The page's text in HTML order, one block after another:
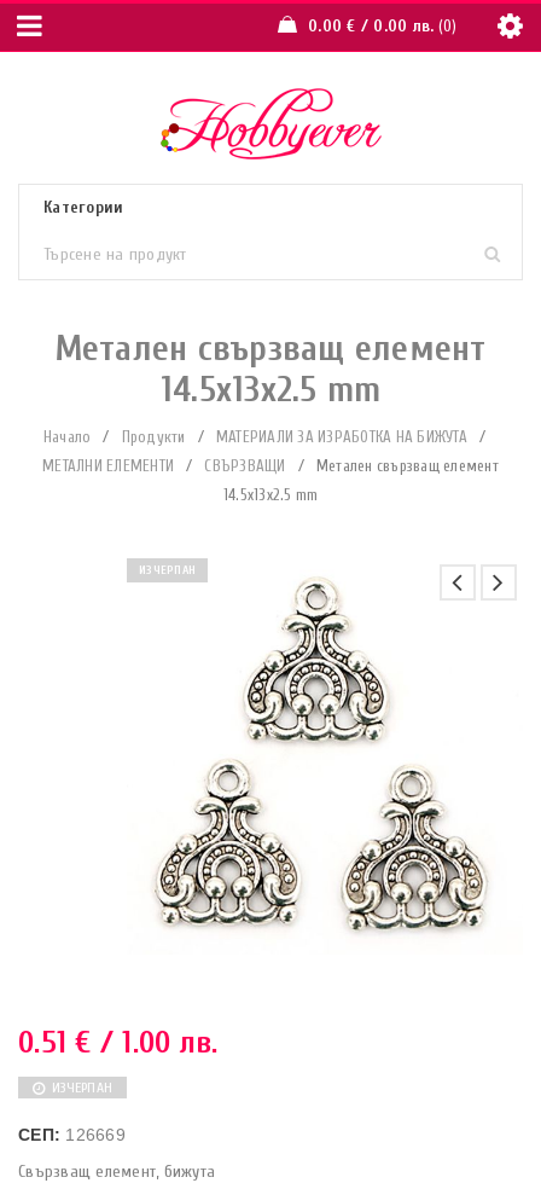
0.00€ / 0.00 лв. 0
Метален свързващ елемент
14.5x13x2.5 mm
Начало / Продукти / МАТЕРИАЛИ ЗА ИЗРАБОТКА НА БИЖУТА
/
МЕТАЛНИ ЕЛЕМЕНТИ
/ СВЪРЗВАЩИ /
Метален свързващ елемент
14.5x13x2.5 mm
ИЗЧЕРПАН
0.51€ / 1.00 лв.
ИЗЧЕРПАН
СЕП: 126669
Свързващ елемент, бижута